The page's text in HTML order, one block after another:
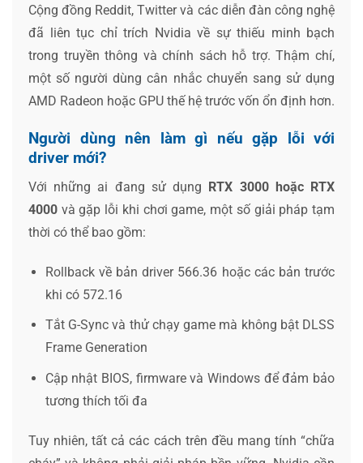
Cộng đồng Reddit, Twitter và các diễn đàn công nghệ
đã liên tục chỉ trích Nvidia về sự thiếu minh bạch
trong truyền thông và chính sách hỗ trợ. Thậm chí,
một số người dùng cân nhắc chuyển sang sử dụng
AMD Radeon hoặc GPU thế hệ trước vốn ổn định hơn.
Người dùng nên làm gì nếu gặp lỗi với
driver mới?
Với những ai đang sử dụng RTX 3000 hoặc RTX
4000 và gặp lỗi khi chơi game, một số giải pháp tạm
thời có thể bao gồm:
Rollback về bản driver 566.36 hoặc các bản trước
khi có 572.16
Tắt G-Sync và thử chạy game mà không bật DLSS
Frame Generation
Cập nhật BIOS, firmware và Windows để đảm bảo
tương thích tối đa
Tuy nhiên, tất cả các cách trên đều mang tính “chữa